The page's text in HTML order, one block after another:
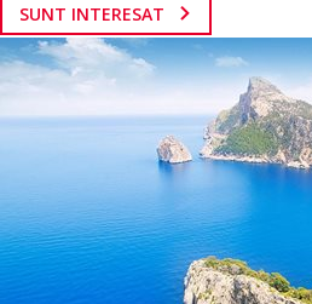
SUNT INTERESAT